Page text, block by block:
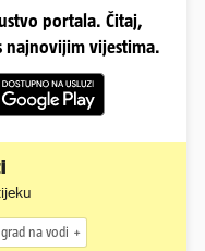
portala. Čitaj,
vijestima.
na vodi